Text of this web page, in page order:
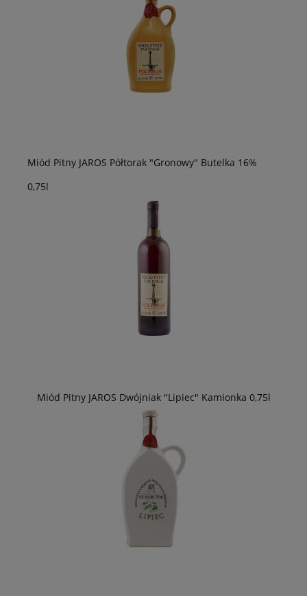
Miód Pitny JAROS Półtorak "Gronowy" Butelka 16%
0,75l
Miód Pitny JAROS Dwójniak "Lipiec" Kamionka 0,75l